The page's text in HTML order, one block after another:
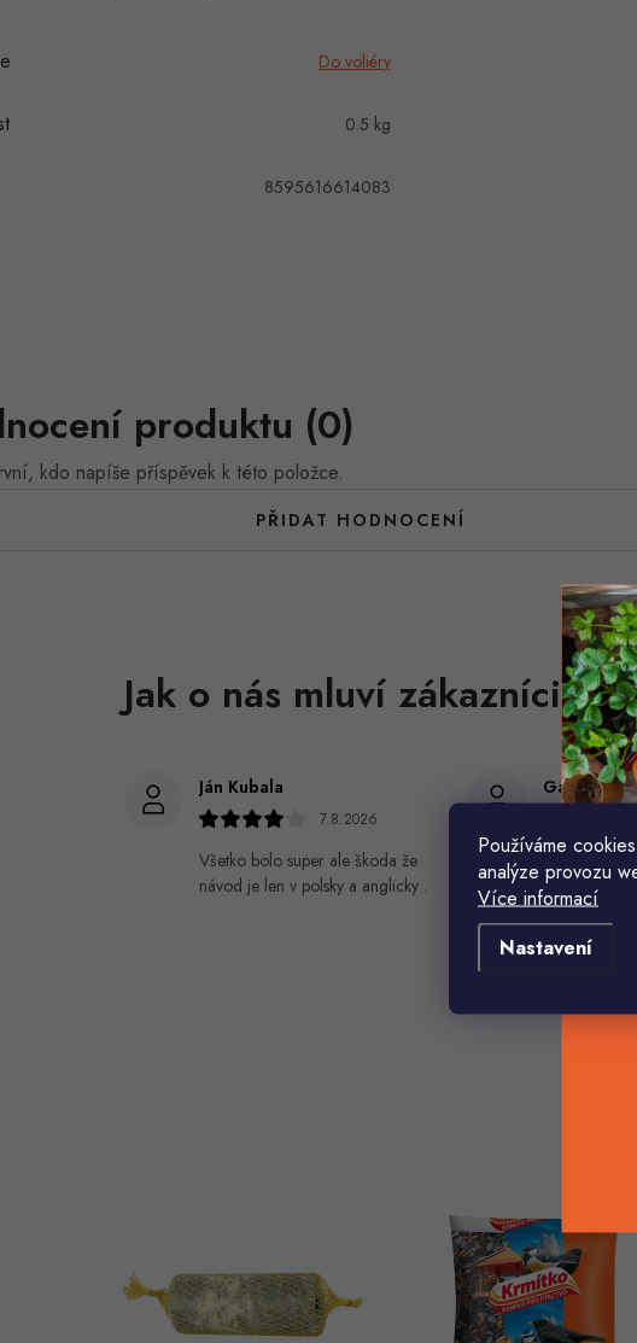
Používáme
analýze provozu
Více informací
Nastavení
Do voliéry
0.5 kg
8595616614083
produktu (0)
kdo napíše příspěvek k této položce.
PŘIDAT HODNOCENÍ
Ján Kubala
7.8.2026
Všetko bolo super ale škoda že
návod je len v polsky a anglicky .
Velmi rychlé